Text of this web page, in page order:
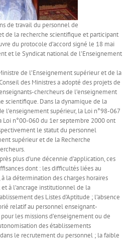
de travail du personnel de
de la recherche scientifique et participant
du protocole d’accord signé le 18 mai
et le Syndicat national de l’Enseignement
de l’Enseignement supérieur et de la
des Ministres a adopté des projets de
chercheurs de l’enseignement
scientifique. Dans la dynamique de la
l’enseignement supérieur, la Loi n°98-067
n°00-060 du 1er septembre 2000 ont
le statut du personnel
supérieur et de la Recherche
plus d’une décennie d’application, ces
dont : les difficultés liées au
la détermination des charges horaires
à l’ancrage institutionnel de la
des Listes d’Aptitude ; l’absence
relatif au personnel enseignant-
les missions d’enseignement ou de
des établissements
le recrutement du personnel ; la faible